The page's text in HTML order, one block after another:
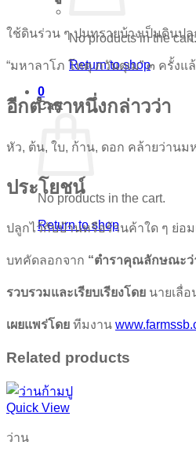
No products in the cart.
Return to shop
0
Cart
No products in the cart.
Return to shop
ใช้ดินร่วน ๆ ปนทรายบ้างเป็นดินป
“มหาลาโภ โหตุ ภวันตุเม” ๓ ครั้ง
อีกตำราหนึ่งกล่าวว่า
หัว, ต้น, ใบ, ก้าน, ดอก คล้ายว่าน
ประโยชน์
ปลูกไว้กับบ้านหรือร้านค้าใด ๆ ย่อ
บทคัดลอกจาก “ตำราคุณลักษณะว่
รวบรวมและเรียบเรียงโดย นายเลื่
เผยแพร่โดย ทีมงาน
Related products
Quick View
ว่าน